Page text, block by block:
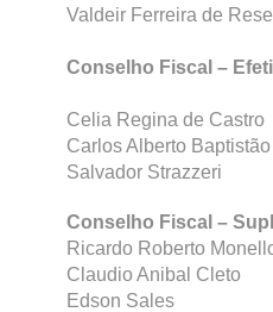
Valdeir Ferreira de
Conselho Fiscal –
Celia Regina de Castro
Carlos Alberto Baptistão
Salvador Strazzeri
Conselho Fiscal –
Ricardo Roberto
Claudio Anibal Cleto
Edson Sales